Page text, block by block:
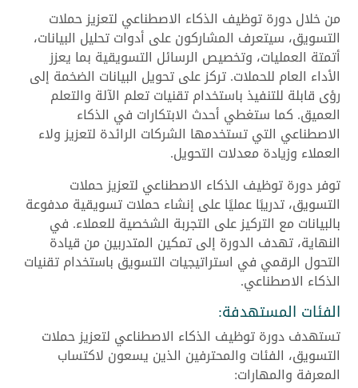
من خلال دورة توظيف الذكاء الاصطناعي لتعزيز حملات
التسويق، سيتعرف المشاركون على أدوات تحليل البيانات،
أتمتة العمليات، وتخصيص الرسائل التسويقية بما يعزز
الأداء العام للحملات. تركز على تحويل البيانات الضخمة إلى
رؤى قابلة للتنفيذ باستخدام تقنيات تعلم الآلة والتعلم
العميق. كما ستغطي أحدث الابتكارات في الذكاء
الاصطناعي التي تستخدمها الشركات الرائدة لتعزيز ولاء
العملاء وزيادة معدلات التحويل.
توفر دورة توظيف الذكاء الاصطناعي لتعزيز حملات
التسويق، تدريبًا عمليًا على إنشاء حملات تسويقية مدفوعة
بالبيانات مع التركيز على التجربة الشخصية للعملاء. في
النهاية، تهدف الدورة إلى تمكين المتدربين من قيادة
التحول الرقمي في استراتيجيات التسويق باستخدام تقنيات
الذكاء الاصطناعي.
الفئات المستهدفة:
تستهدف دورة توظيف الذكاء الاصطناعي لتعزيز حملات
التسويق، الفئات والمحترفين الذين يسعون لاكتساب
المعرفة والمهارات: